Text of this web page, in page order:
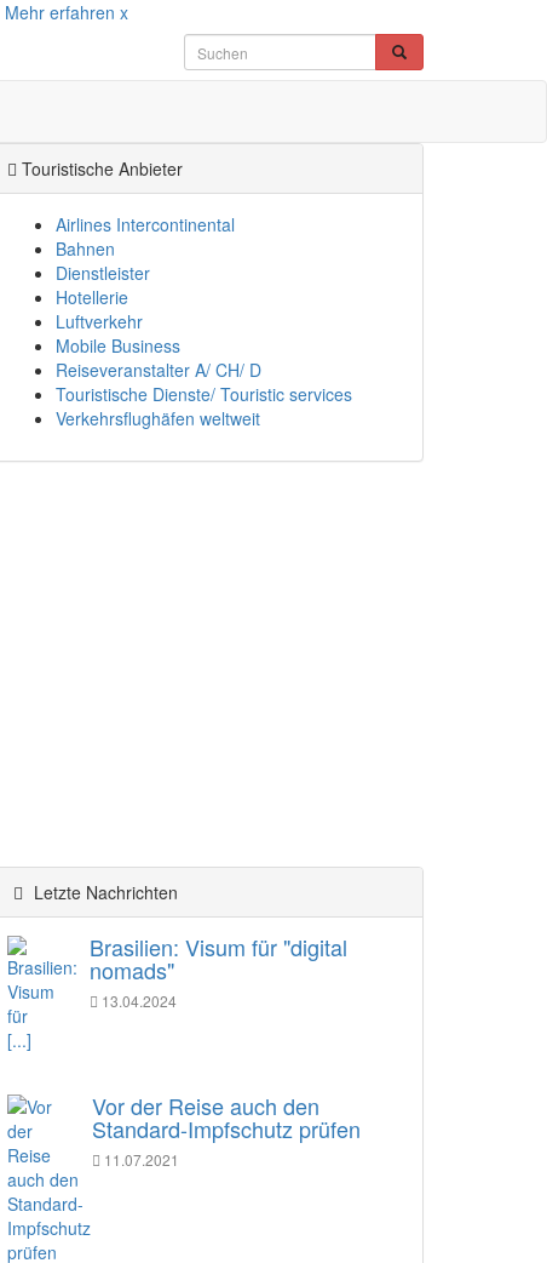
Mehr erfahren x
Touristische Anbieter
Airlines Intercontinental
Bahnen
Dienstleister
Hotellerie
Luftverkehr
Mobile Business
Reiseveranstalter A/ CH/ D
Touristische Dienste/ Touristic services
Verkehrsflughäfen weltweit
Letzte Nachrichten
Brasilien: Visum für "digital
nomads"
13.04.2024
[...]
Vor der Reise auch den
Standard-Impfschutz prüfen
11.07.2021